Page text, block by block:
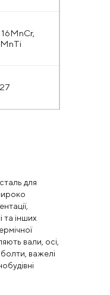
для
та інших
вали, осі,
важелі